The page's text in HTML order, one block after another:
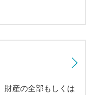
財産の全部もしくは